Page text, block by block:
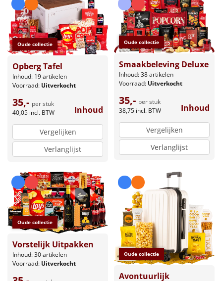
Oude collectie
Opberg Tafel
Inhoud: 19 artikelen
Voorraad: Uitverkocht
35,- per stuk
40,05 incl. BTW Inhoud
Vergelijken
Verlanglijst
Oude collectie
Smaakbeleving Deluxe
Inhoud: 38 artikelen
Voorraad: Uitverkocht
35,- per stuk
38,75 incl. BTW Inhoud
Vergelijken
Verlanglijst
Oude collectie
Vorstelijk Uitpakken
Inhoud: 30 artikelen
Voorraad: Uitverkocht
Oude collectie
Avontuurlijk